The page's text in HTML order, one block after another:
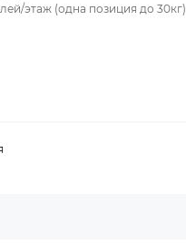
этаж (одна позиция до 30кг)